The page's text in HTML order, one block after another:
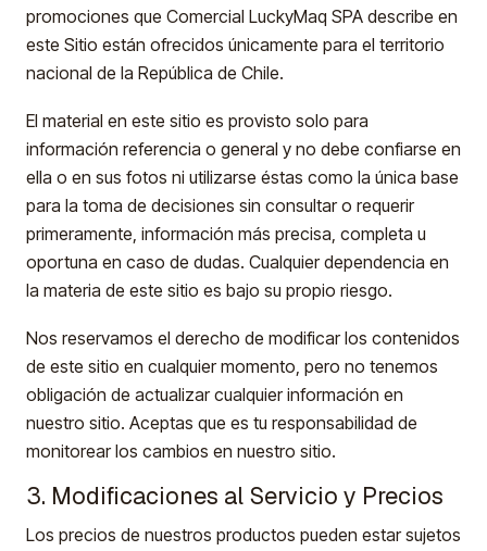
promociones que Comercial LuckyMaq SPA describe en
este Sitio están ofrecidos únicamente para el territorio
nacional de la República de Chile.
El material en este sitio es provisto solo para
información referencia o general y no debe confiarse en
ella o en sus fotos ni utilizarse éstas como la única base
para la toma de decisiones sin consultar o requerir
primeramente, información más precisa, completa u
oportuna en caso de dudas. Cualquier dependencia en
la materia de este sitio es bajo su propio riesgo.
Nos reservamos el derecho de modificar los contenidos
de este sitio en cualquier momento, pero no tenemos
obligación de actualizar cualquier información en
nuestro sitio. Aceptas que es tu responsabilidad de
monitorear los cambios en nuestro sitio.
3. Modificaciones al Servicio y Precios
Los precios de nuestros productos pueden estar sujetos